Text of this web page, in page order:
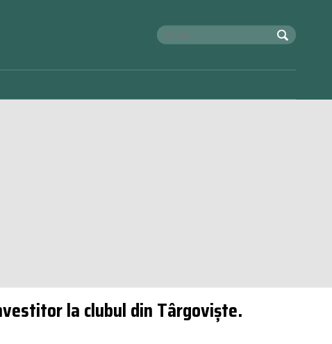
la clubul din Târgoviște.